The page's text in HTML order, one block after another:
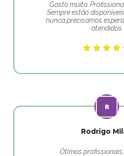
Gosto muito.
Sempre estão
nunca precisamos
atendidos
Rodrigo
Ótimos